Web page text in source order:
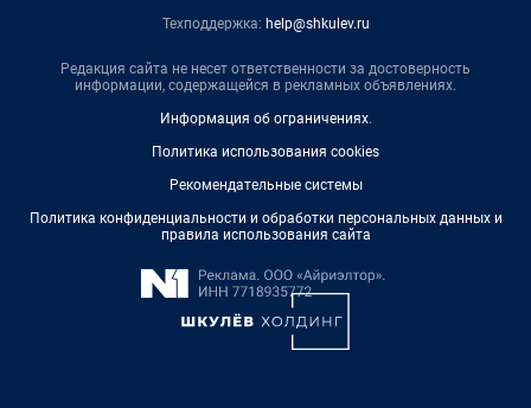
Техподдержка: help@shkulev.ru
Редакция сайта не несет ответственности за достоверность
информации, содержащейся в рекламных объявлениях.
Информация об ограничениях.
Политика использования cookies
Рекомендательные системы
Политика конфиденциальности и обработки персональных данных и
правила использования сайта